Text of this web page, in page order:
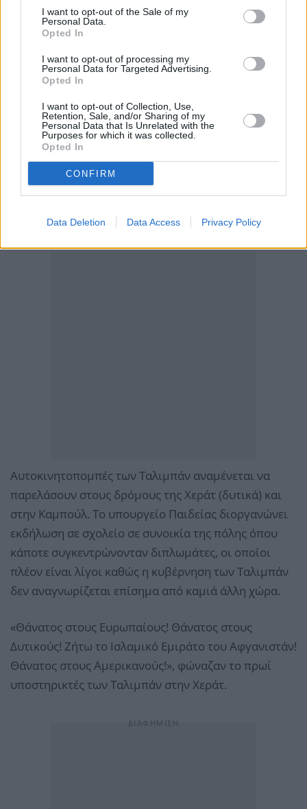
I want to opt-out of the Sale of my
Personal Data.
Opted In
I want to opt-out of processing my
Personal Data for Targeted Advertising.
Opted In
I want to opt-out of Collection, Use,
Retention, Sale, and/or Sharing of my
Personal Data that Is Unrelated with the
Purposes for which it was collected.
Opted In
CONFIRM
Data Deletion Data Access Privacy Policy
Χιμπατουλάχ Αχουνζάντα, τελικά ματαιώθηκε.
Αυτοκινητοπομπές των Ταλιμπάν αναμένεται να
παρελάσουν στους δρόμους της Χεράτ (δυτικά) και
στην Καμπούλ. Το υπουργείο Παιδείας διοργανώνει
εκδήλωση σε σχολείο σε συνοικία της πόλης όπου
κάποτε συγκεντρώνονταν διπλωμάτες, οι οποίοι
πλέον είναι λίγοι καθώς η κυβέρνηση των Ταλιμπάν
δεν αναγνωρίζεται επίσημα από καμιά άλλη χώρα.
«Θάνατος στους Ευρωπαίους! Θάνατος στους
Δυτικούς! Ζήτω το Ισλαμικό Εμιράτο του Αφγανιστάν!
Θάνατος στους Αμερικανούς!», φώναζαν το πρωί
υποστηρικτές των Ταλιμπάν στην Χεράτ.